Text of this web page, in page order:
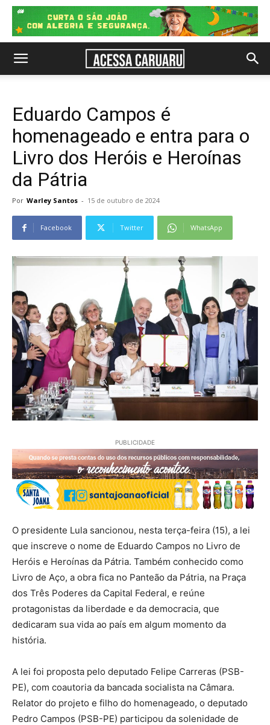
Eduardo Campos é
homenageado e entra para o
Livro dos Heróis e Heroínas
da Pátria
Por Warley Santos - 15 de outubro de 2024
Facebook Twitter WhatsApp
PUBLICIDADE
O presidente Lula sancionou, nesta terça-feira (15), a lei
que inscreve o nome de Eduardo Campos no Livro de
Heróis e Heroínas da Pátria. Também conhecido como
Livro de Aço, a obra fica no Panteão da Pátria, na Praça
dos Três Poderes da Capital Federal, e reúne
protagonistas da liberdade e da democracia, que
dedicaram sua vida ao país em algum momento da
história.
A lei foi proposta pelo deputado Felipe Carreras (PSB-
PE), com coautoria da bancada socialista na Câmara.
Relator do projeto e filho do homenageado, o deputado
Pedro Campos (PSB-PE) participou da solenidade de